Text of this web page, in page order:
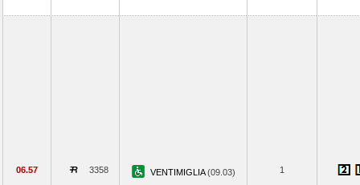
06.57 3358 VENTIMIGLIA(09.03) 1